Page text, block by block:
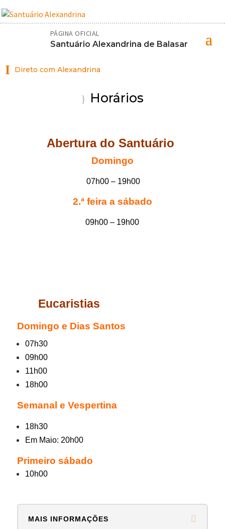
PÁGINA OFICIAL
Santuário Alexandrina de Balasar
I Direto com Alexandrina
} Horários
Abertura do Santuário
Domingo
07h00 – 19h00
2.ª feira a sábado
09h00 – 19h00
Eucaristias
Domingo e Dias Santos
07h30
09h00
11h00
18h00
Semanal e Vespertina
18h30
Em Maio: 20h00
Primeiro sábado
10h00
MAIS INFORMAÇÕES